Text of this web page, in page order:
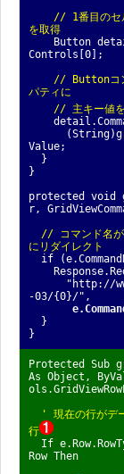
// 1番目のセ
を取得
Button
Controls[0];
// Buttonコン
パティに
// 主キー値を
Value;
}
}
protected void
r,
// コマンド名が
にリダイレクト
if
"http://
-03/{0}/",
}
}
Protected Sub
As Object,
' 現在の行がデ
行
If
Row Then